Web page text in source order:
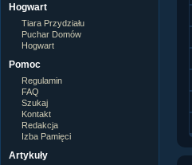
Hogwart
Tiara Przydziału
Puchar Domów
Hogwart
Pomoc
Regulamin
FAQ
Szukaj
Kontakt
Redakcja
Izba Pamięci
Artykuły